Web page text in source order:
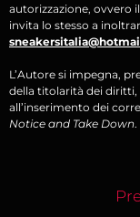
autorizzazione, ovvero
invita lo stesso a
L’Autore si impegna,
della titolarità dei diritti,
all’inserimento dei
Notice and Take Down.